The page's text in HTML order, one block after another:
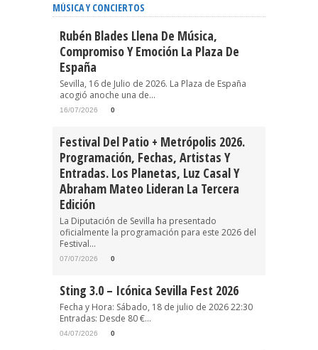
MÚSICA Y CONCIERTOS
Rubén Blades Llena De Música,
Compromiso Y Emoción La Plaza De
España
Sevilla, 16 de Julio de 2026. La Plaza de España
acogió anoche una de...
16/07/2026 0
Festival Del Patio + Metrópolis 2026.
Programación, Fechas, Artistas Y
Entradas. Los Planetas, Luz Casal Y
Abraham Mateo Lideran La Tercera
Edición
La Diputación de Sevilla ha presentado
oficialmente la programación para este 2026 del
Festival...
07/07/2026 0
Sting 3.0 – Icónica Sevilla Fest 2026
Fecha y Hora: Sábado, 18 de julio de 2026 22:30
Entradas: Desde 80 €...
04/07/2026 0